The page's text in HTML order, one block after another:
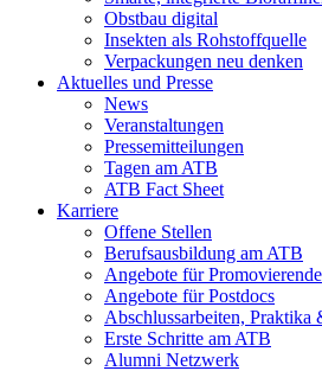
Obstbau digital
Insekten als Rohstoffquelle
Verpackungen neu denken
Aktuelles und Presse
News
Veranstaltungen
Pressemitteilungen
Tagen am ATB
ATB Fact Sheet
Karriere
Offene Stellen
Berufsausbildung am ATB
Angebote für Promovierende
Angebote für Postdocs
Abschlussarbeiten,
Erste Schritte am ATB
Alumni Netzwerk